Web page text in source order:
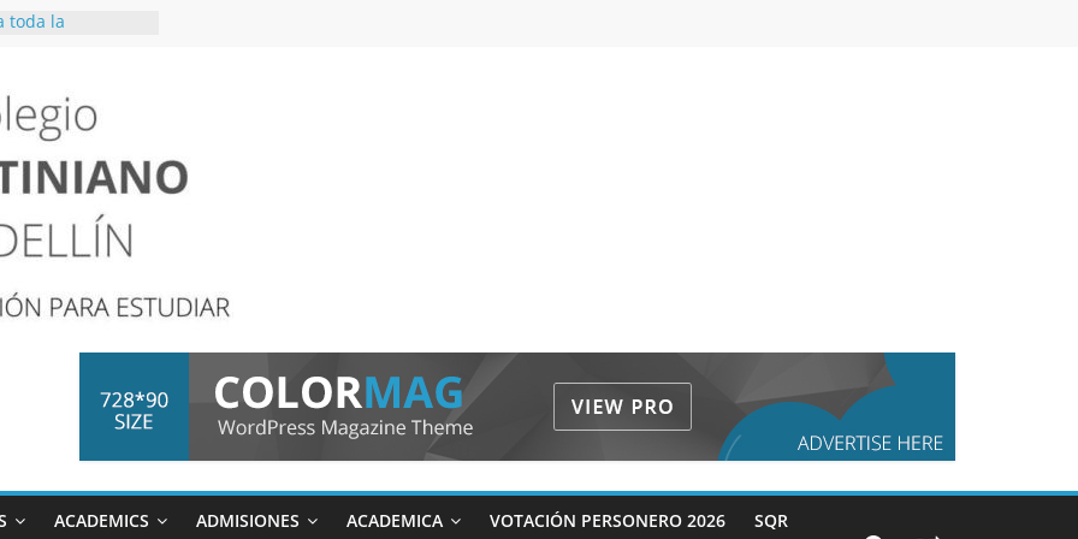
toda la
y 05 de junio
SOCIO-
ACADEMICS ADMISIONES ACADEMICA VOTACIÓN PERSONERO 2026 SQR